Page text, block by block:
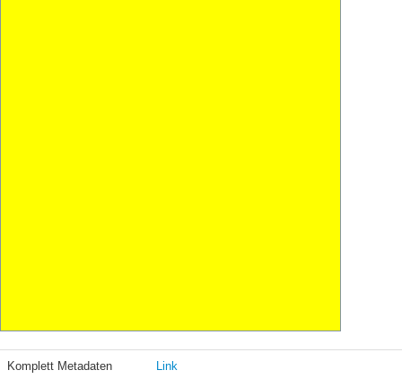
Komplett Metadaten Link